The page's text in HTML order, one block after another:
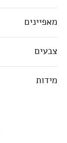
מאפיינים
צבעים
מידות